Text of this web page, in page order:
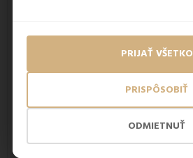
ODMIETNUŤ
PRISPÔSOBIŤ
PRIJAŤ VŠETKO